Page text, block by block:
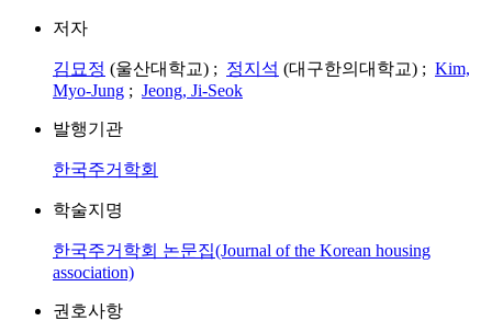
저자
김묘정 (울산대학교) ; 정지석 (대구한의대학교) ; Kim,
Myo-Jung ; Jeong, Ji-Seok
발행기관
한국주거학회
학술지명
한국주거학회 논문집(Journal of the Korean housing
association)
권호사항